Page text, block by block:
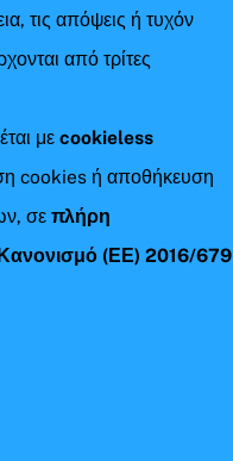
τις απόψεις ή τυχόν
από τρίτες
μεcookieless
cookies ή αποθήκευση
σεπλήρη
(ΕΕ) 2016/679